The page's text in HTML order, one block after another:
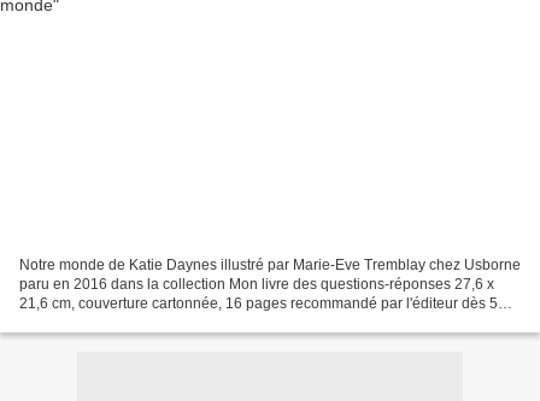
Notre monde de Katie Daynes illustré par Marie-Eve Tremblay chez Usborne
paru en 2016 dans la collection Mon livre des questions-réponses 27,6 x
21,6 cm, couverture cartonnée, 16 pages recommandé par l'éditeur dès 5